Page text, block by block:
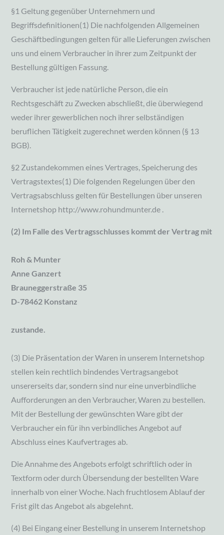
§1 Geltung gegenüber Unternehmern und
Begriffsdefinitionen(1) Die nachfolgenden Allgemeinen
Geschäftbedingungen gelten für alle Lieferungen zwischen
uns und einem Verbraucher in ihrer zum Zeitpunkt der
Bestellung gültigen Fassung.
Verbraucher ist jede natürliche Person, die ein
Rechtsgeschäft zu Zwecken abschließt, die überwiegend
weder ihrer gewerblichen noch ihrer selbständigen
beruflichen Tätigkeit zugerechnet werden können (§ 13
BGB).
§2 Zustandekommen eines Vertrages, Speicherung des
Vertragstextes(1) Die folgenden Regelungen über den
Vertragsabschluss gelten für Bestellungen über unseren
Internetshop http://www.rohundmunter.de .
(2) Im Falle des Vertragsschlusses kommt der Vertrag mit
Roh & Munter
Anne Ganzert
Brauneggerstraße 35
D-78462 Konstanz
zustande.
(3) Die Präsentation der Waren in unserem Internetshop
stellen kein rechtlich bindendes Vertragsangebot
unsererseits dar, sondern sind nur eine unverbindliche
Aufforderungen an den Verbraucher, Waren zu bestellen.
Mit der Bestellung der gewünschten Ware gibt der
Verbraucher ein für ihn verbindliches Angebot auf
Abschluss eines Kaufvertrages ab.
Die Annahme des Angebots erfolgt schriftlich oder in
Textform oder durch Übersendung der bestellten Ware
innerhalb von einer Woche. Nach fruchtlosem Ablauf der
Frist gilt das Angebot als abgelehnt.
(4) Bei Eingang einer Bestellung in unserem Internetshop